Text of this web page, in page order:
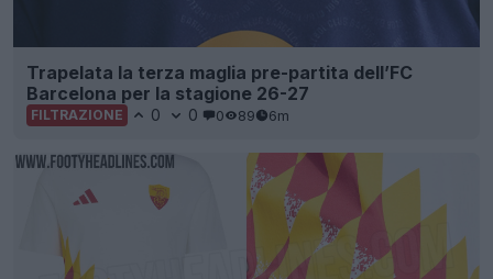
Trapelata la terza maglia pre-partita dell’FC
Barcelona per la stagione 26-27
FILTRAZIONE 0 0 0 89 6m